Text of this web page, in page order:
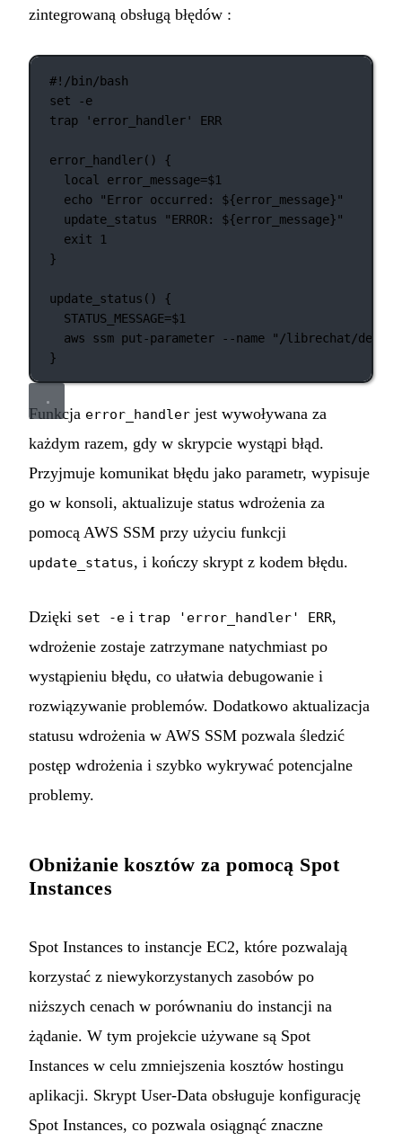
zintegrowaną obsługą błędów :
#!/bin/bash
set
-e
trap
'error_handler' ERR
error_handler() {
local
error_message=$1
echo
"Error occurred: ${error_message}"
update_status
"ERROR: ${error_message}"
exit
1
}
update_status () {
STATUS_MESSAGE=$1
aws
ssm put-parameter --name
"/librechat/
}
Funkcja error_handler jest wywoływana za
każdym razem, gdy w skrypcie wystąpi błąd.
Przyjmuje komunikat błędu jako parametr, wypisuje
go w konsoli, aktualizuje status wdrożenia za
pomocą AWS SSM przy użyciu funkcji
update_status, i kończy skrypt z kodem błędu.
Dzięki set -e i trap 'error_handler' ERR,
wdrożenie zostaje zatrzymane natychmiast po
wystąpieniu błędu, co ułatwia debugowanie i
rozwiązywanie problemów. Dodatkowo aktualizacja
statusu wdrożenia w AWS SSM pozwala śledzić
postęp wdrożenia i szybko wykrywać potencjalne
problemy.
Obniżanie kosztów za pomocą Spot
Instances
Spot Instances to instancje EC2, które pozwalają
korzystać z niewykorzystanych zasobów po
niższych cenach w porównaniu do instancji na
żądanie. W tym projekcie używane są Spot
Instances w celu zmniejszenia kosztów hostingu
aplikacji. Skrypt User-Data obsługuje konfigurację
Spot Instances, co pozwala osiągnąć znaczne